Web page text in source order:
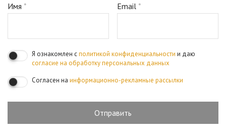
Имя * Email*
Я ознакомлен сполитикой конфиденциальности и даю
согласие на обработку персональных данных
Согласен на информационно-рекламные рассылки